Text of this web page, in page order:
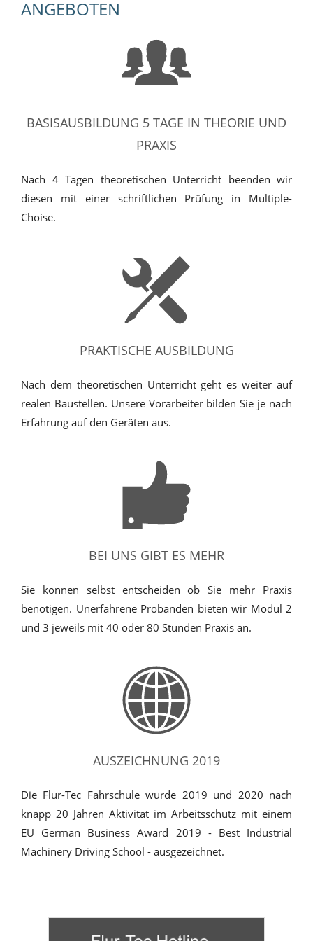
ANGEBOTEN
BASISAUSBILDUNG 5 TAGE IN THEORIE UND
PRAXIS
Nach 4 Tagen theoretischen Unterricht beenden wir
diesen mit einer schriftlichen Prüfung in Multiple-
Choise.
PRAKTISCHE AUSBILDUNG
Nach dem theoretischen Unterricht geht es weiter auf
realen Baustellen. Unsere Vorarbeiter bilden Sie je nach
Erfahrung auf den Geräten aus.
BEI UNS GIBT ES MEHR
Sie können selbst entscheiden ob Sie mehr Praxis
benötigen. Unerfahrene Probanden bieten wir Modul 2
und 3 jeweils mit 40 oder 80 Stunden Praxis an.
AUSZEICHNUNG 2019
Die Flur-Tec Fahrschule wurde 2019 und 2020 nach
knapp 20 Jahren Aktivität im Arbeitsschutz mit einem
EU German Business Award 2019 - Best Industrial
Machinery Driving School - ausgezeichnet.